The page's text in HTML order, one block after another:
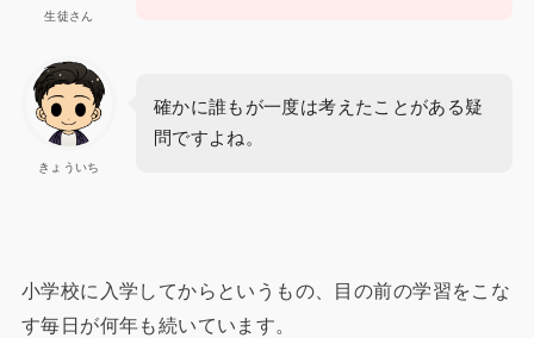
生徒さん
きょういち
確かに誰もが一度は考えたことがある疑
問ですよね。
小学校に入学してからというもの、目の前の学習をこな
す毎日が何年も続いています。